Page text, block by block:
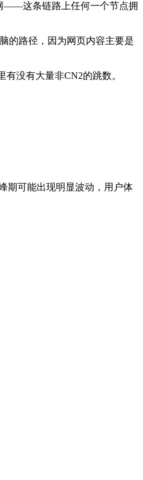
——这条链路上任何一个节点拥
的路径，因为网页内容主要是
没有大量非CN2的跳数。
期可能出现明显波动，用户体